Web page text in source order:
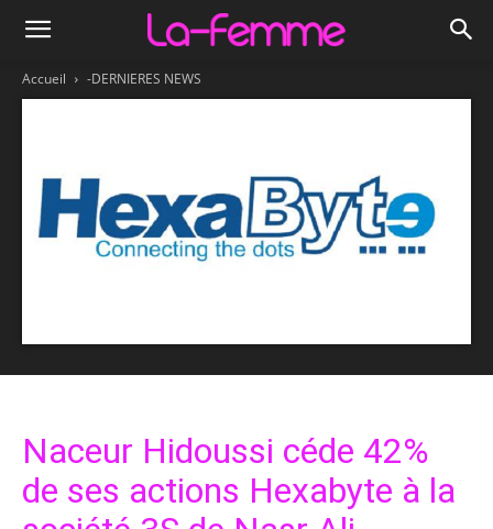
Accueil -DERNIERES NEWS
Naceur Hidoussi céde 42%
de ses actions Hexabyte à la